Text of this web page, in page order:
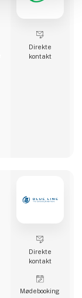
Direkte
kontakt
Direkte
kontakt
Møde­booking